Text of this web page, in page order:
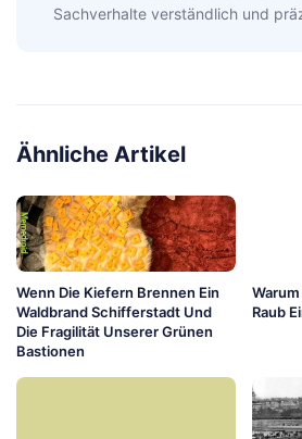
Sachverhalte verständlich und
Ähnliche Artikel
Wenn Die Kiefern Brennen Ein
Waldbrand Schifferstadt Und
Die Fragilität Unserer Grünen
Bastionen
Raub